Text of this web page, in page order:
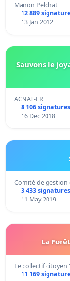
Manon Pelchat
12 889
13 Jan 2012
Sauvons le
ACNAT-LR
8 106 signatures
16 Dec 2018
Comité de gestion
3 433 signatures
11 May 2019
La
Le collectif citoyen
11 169